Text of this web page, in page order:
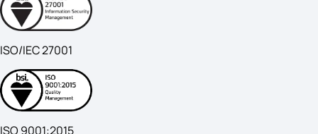
ISO/IEC 27001
ISO 9001:2015